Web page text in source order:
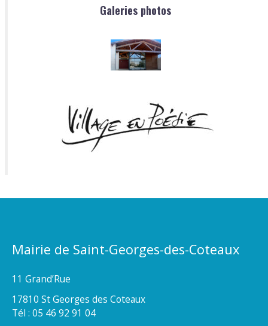
Galeries photos
Mairie de Saint-Georges-des-Coteaux
11 Grand’Rue
17810 St Georges des Coteaux
Tél : 05 46 92 91 04